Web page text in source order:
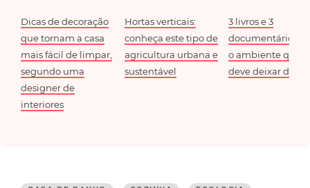
Dicas de decoração
que tornam a casa
mais fácil de limpar,
segundo uma
designer de
interiores
Hortas verticais:
conheça este tipo de
agricultura urbana e
sustentável
3 livros e 3
documentários
o ambiente que
deve deixar de ver